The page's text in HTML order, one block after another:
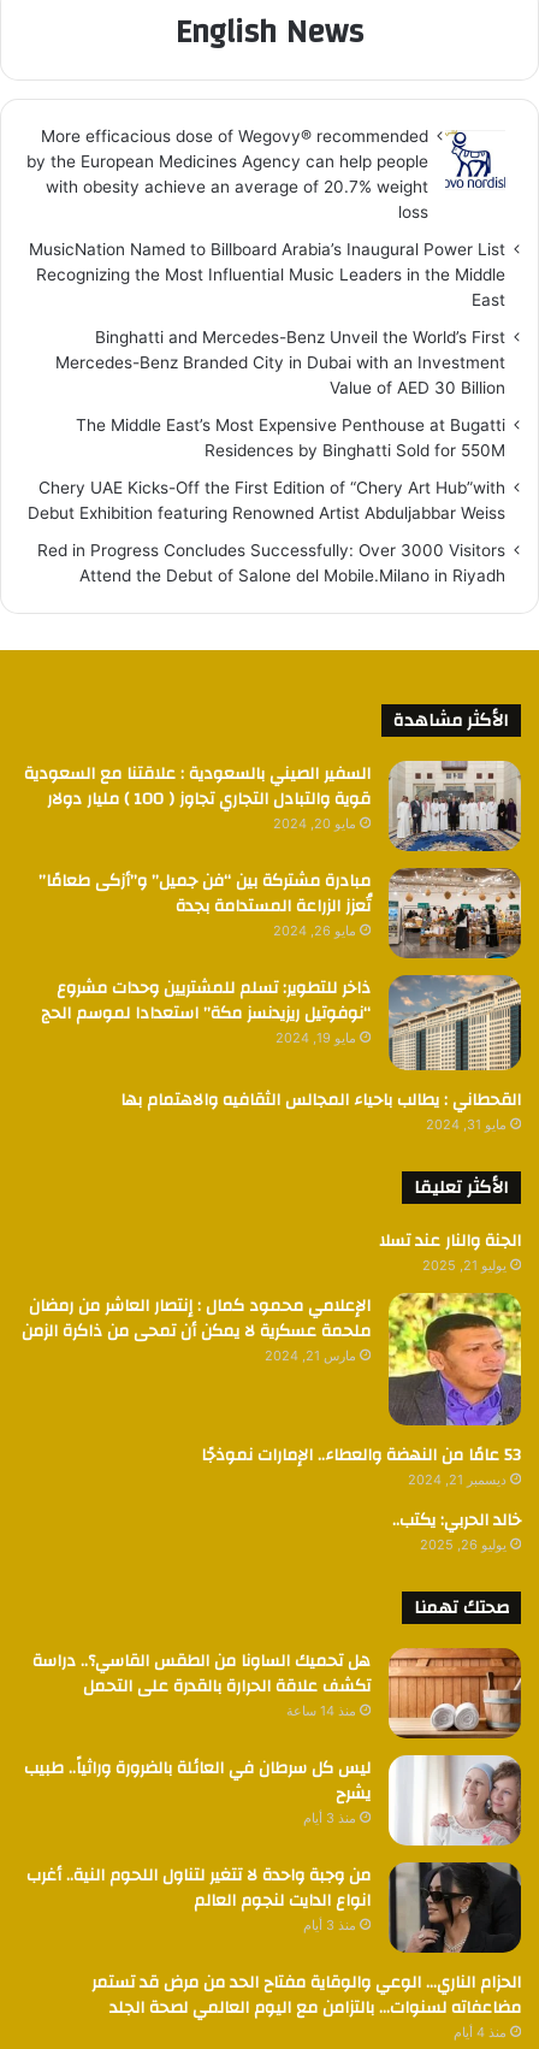
English News
More efficacious dose of Wegovy®️ recommended
by the European Medicines Agency can help people
with obesity achieve an average of 20.7% weight
loss
MusicNation Named to Billboard Arabia’s Inaugural Power List
Recognizing the Most Influential Music Leaders in the Middle
East
Binghatti and Mercedes-Benz Unveil the World’s First
Mercedes-Benz Branded City in Dubai with an Investment
Value of AED 30 Billion
The Middle East’s Most Expensive Penthouse at Bugatti
Residences by Binghatti Sold for 550M
Chery UAE Kicks-Off the First Edition of “Chery Art Hub”with
Debut Exhibition featuring Renowned Artist Abduljabbar Weiss
Red in Progress Concludes Successfully: Over 3000 Visitors
Attend the Debut of Salone del Mobile.Milano in Riyadh
الأكثر مشاهدة
السفير الصيني بالسعودية : علاقتنا مع السعودية
قوية والتبادل التجاري تجاوز ( 100 ) مليار دولار
مايو 20, 2024
مبادرة مشتركة بين “فن جميل” و”أزكى طعامًا”
تُعزز الزراعة المستدامة بجدة
مايو 26, 2024
ذاخر للتطوير: تسلم للمشتريين وحدات مشروع
“نوفوتيل ريزيدنسز مكة” استعدادا لموسم الحج
مايو 19, 2024
القحطاني : يطالب باحياء المجالس الثقافيه والاهتمام بها
مايو 31, 2024
الأكثر تعليقا
الجنة والنار عند تسلا
يوليو 21, 2025
الإعلامي محمود كمال : إنتصار العاشر من رمضان
ملحمة عسكرية لا يمكن أن تمحى من ذاكرة الزمن
مارس 21, 2024
53 عامًا من النهضة والعطاء.. الإمارات نموذجًا
ديسمبر 21, 2024
خالد الحربي: يكتب..
يوليو 26, 2025
صحتك تهمنا
هل تحميك الساونا من الطقس القاسي؟.. دراسة
تكشف علاقة الحرارة بالقدرة على التحمل
منذ 14 ساعة
ليس كل سرطان في العائلة بالضرورة وراثياً.. طبيب
يشرح
منذ 3 أيام
من وجبة واحدة لا تتغير لتناول اللحوم النية.. أغرب
انواع الدايت لنجوم العالم
منذ 3 أيام
الحزام الناري… الوعي والوقاية مفتاح الحد من مرض قد تستمر
مضاعفاته لسنوات… بالتزامن مع اليوم العالمي لصحة الجلد
منذ 4 أيام